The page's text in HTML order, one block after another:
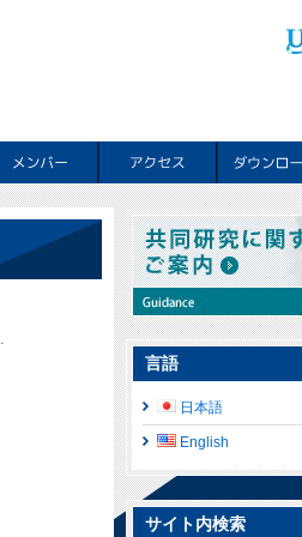
言語
日本語
English
サイト内検索